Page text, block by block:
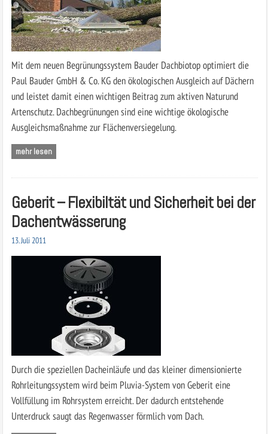
Mit dem neuen Begrünungssystem Bauder Dachbiotop optimiert die
Paul Bauder GmbH & Co. KG den ökologischen Ausgleich auf Dächern
und leistet damit einen wichtigen Beitrag zum aktiven Naturund
Artenschutz. Dachbegrünungen sind eine wichtige ökologische
Ausgleichsmaßnahme zur Flächenversiegelung.
mehr lesen
Geberit – Flexibiltät und Sicherheit bei der
Dachentwässerung
13. Juli 2011
Durch die speziellen Dacheinläufe und das kleiner dimensionierte
Rohrleitungssystem wird beim Pluvia-System von Geberit eine
Vollfüllung im Rohrsystem erreicht. Der dadurch entstehende
Unterdruck saugt das Regenwasser förmlich vom Dach.